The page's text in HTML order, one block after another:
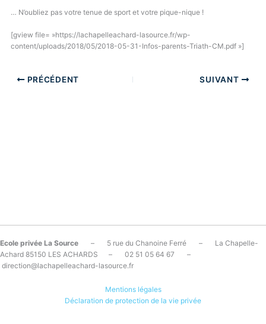
… N’oubliez pas votre tenue de sport et votre pique-nique !
[gview file= »https://lachapelleachard-lasource.fr/wp-
content/uploads/2018/05/2018-05-31-Infos-parents-Triath-CM.pdf »]
PRÉCÉDENT SUIVANT
Ecole privée La Source – 5 rue du Chanoine Ferré – La Chapelle-
Achard 85150 LES ACHARDS – 02 51 05 64 67 –
direction@lachapelleachard-lasource.fr
Mentions légales
Déclaration de protection de la vie privée